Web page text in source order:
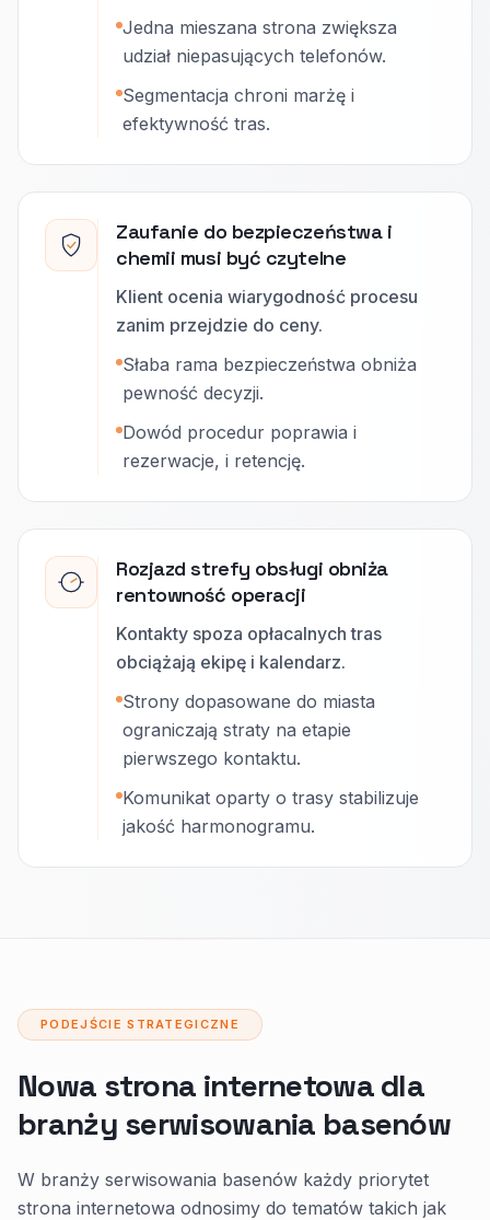
Jedna mieszana strona zwiększa
udział niepasujących telefonów.
Segmentacja chroni marżę i
efektywność tras.
Zaufanie do bezpieczeństwa i
chemii musi być czytelne
Klient ocenia wiarygodność procesu
zanim przejdzie do ceny.
Słaba rama bezpieczeństwa obniża
pewność decyzji.
Dowód procedur poprawia i
rezerwacje, i retencję.
Rozjazd strefy obsługi obniża
rentowność operacji
Kontakty spoza opłacalnych tras
obciążają ekipę i kalendarz.
Strony dopasowane do miasta
ograniczają straty na etapie
pierwszego kontaktu.
Komunikat oparty o trasy stabilizuje
jakość harmonogramu.
PODEJŚCIE STRATEGICZNE
Nowa strona internetowa dla
branży serwisowania basenów
W branży serwisowania basenów każdy priorytet
strona internetowa odnosimy do tematów takich jak